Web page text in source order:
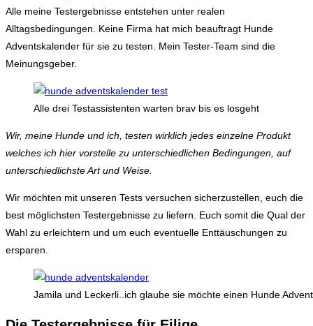
Alle meine Testergebnisse entstehen unter realen
Alltagsbedingungen. Keine Firma hat mich beauftragt Hunde
Adventskalender für sie zu testen. Mein Tester-Team sind die
Meinungsgeber.
Alle drei Testassistenten warten brav bis es losgeht
Wir, meine Hunde und ich, testen wirklich jedes einzelne Produkt
welches ich hier vorstelle zu unterschiedlichen Bedingungen, auf
unterschiedlichste Art und Weise.
Wir möchten mit unseren Tests versuchen sicherzustellen, euch die
best möglichsten Testergebnisse zu liefern. Euch somit die Qual der
Wahl zu erleichtern und um euch eventuelle Enttäuschungen zu
ersparen.
Jamila und Leckerli..ich glaube sie möchte einen Hunde